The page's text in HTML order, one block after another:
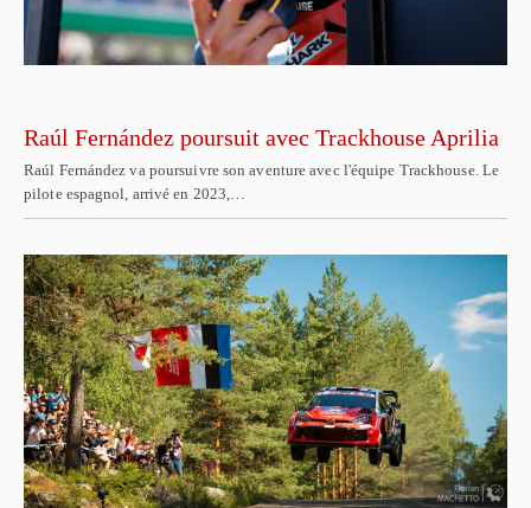
Raúl Fernández poursuit avec Trackhouse Aprilia
Raúl Fernández va poursuivre son aventure avec l'équipe Trackhouse. Le
pilote espagnol, arrivé en 2023,…